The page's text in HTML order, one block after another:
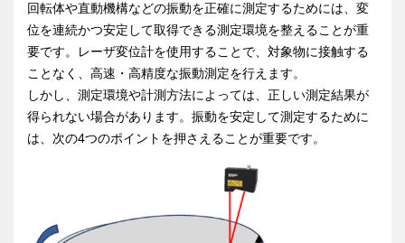
回転体や直動機構などの振動を正確に測定するためには、変
位を連続かつ安定して取得できる測定環境を整えることが重
要です。レーザ変位計を使用することで、対象物に接触する
ことなく、高速・高精度な振動測定を行えます。
しかし、測定環境や計測方法によっては、正しい測定結果が
得られない場合があります。振動を安定して測定するために
は、次の4つのポイントを押さえることが重要です。